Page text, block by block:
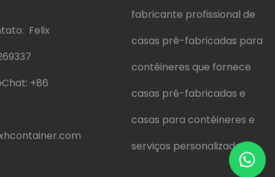
Felix
+86
fabricante profissional de
casas pré-fabricadas para
contêineres que fornece
casas pré-fabricadas e
casas para contêineres e
serviços personalizados.